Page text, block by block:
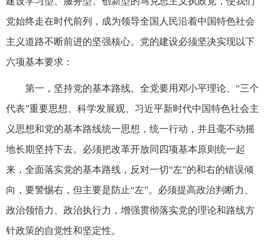
党始终走在时代前列，成为领导全国人民沿着中国特色社会
主义道路不断前进的坚强核心。党的建设必须坚决实现以下
六项基本要求：
第一，坚持党的基本路线。全党要用邓小平理论、“三个
代表”重要思想、科学发展观、习近平新时代中国特色社会主
义思想和党的基本路线统一思想，统一行动，并且毫不动摇
地长期坚持下去。必须把改革开放同四项基本原则统一起
来，全面落实党的基本路线，反对一切“左”的和右的错误倾
向，要警惕右，但主要是防止“左”。必须提高政治判断力、
政治领悟力、政治执行力，增强贯彻落实党的理论和路线方
针政策的自觉性和坚定性。